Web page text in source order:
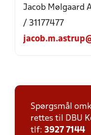
Jacob Mølgaard
/ 31177477
Spørgsmål
rettes til DBU
tlf: 3927 7144